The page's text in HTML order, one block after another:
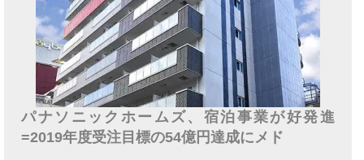
パナソニックホームズ、宿泊事業が好発進
=2019年度受注目標の54億円達成にメド